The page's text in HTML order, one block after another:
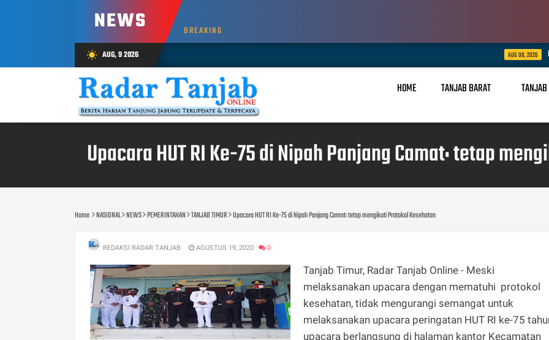
NEWS BREAKING
wb_sunny AUG, 9 2026 Polda Jambi Pastikan
HOME TANJAB BARAT
Upacara HUT RI Ke-75 di Nipah Panjang Camat: tetap
Home NASIONAL NEWS PEMERINTAHAN TANJAB TIMUR Upacara HUT RI Ke-75 di Nipah Panjang Camat: tetap mengikuti Protokol Kesehatan
REDAKSI RADAR TANJAB AGUSTUS 19, 2020 0
Tanjab Timur, Radar Tanjab Online - Meski
melaksanakan upacara dengan mematuhi protokol
kesehatan, tidak mengurangi semangat untuk
melaksanakan upacara peringatan HUT RI ke-75
upacara berlangsung di halaman kantor Kecamatan